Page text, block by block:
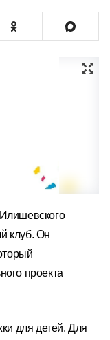
клуб. Он
проекта
для детей. Для